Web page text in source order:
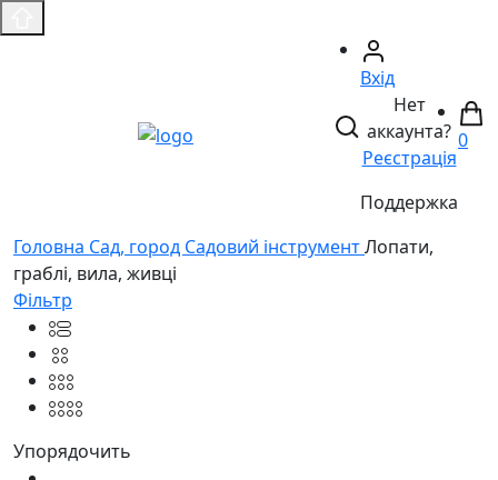
Вхід
Нет
аккаунта?
Реєстрація
Поддержка
0
Головнa Сад, город Садовий інструментЛопати,
граблі, вила, живці
Фільтр
Упорядочить